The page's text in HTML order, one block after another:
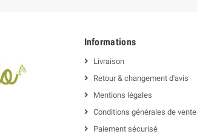
Informations
Livraison
Retour & changement d'avis
Mentions légales
Conditions générales de vente
Paiement sécurisé